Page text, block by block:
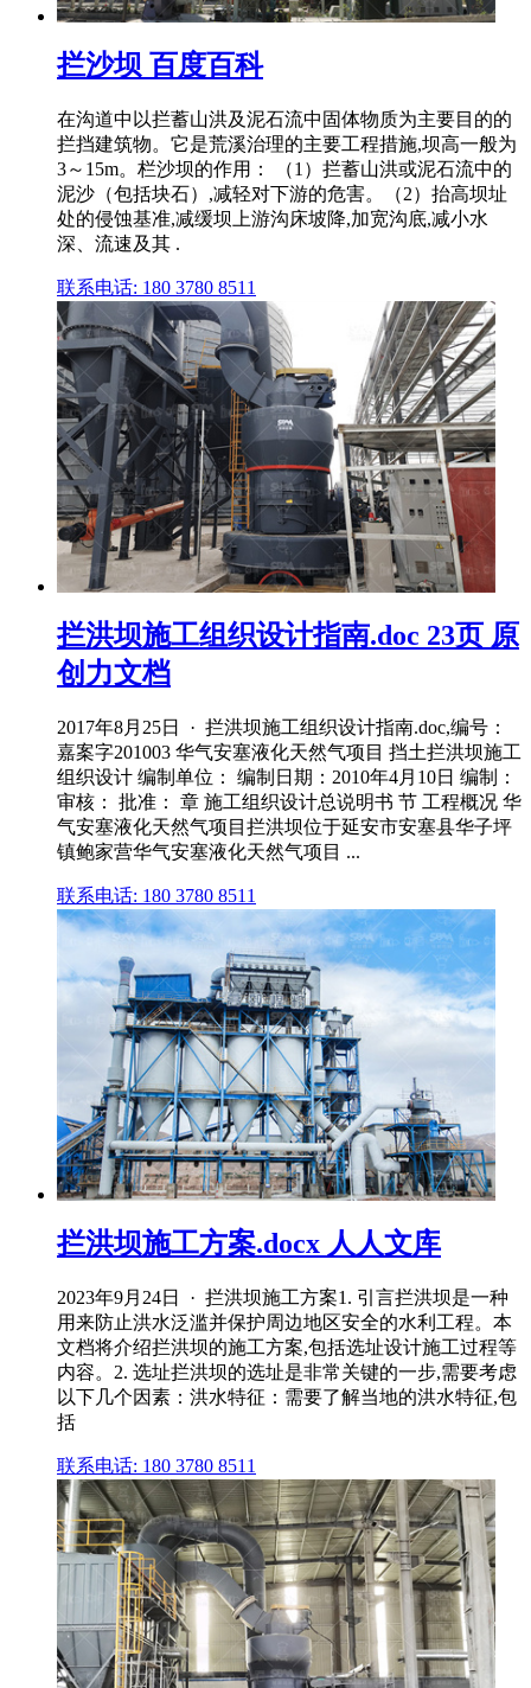
拦沙坝 百度百科
在沟道中以拦蓄山洪及泥石流中固体物质为主要目的的
拦挡建筑物。它是荒溪治理的主要工程措施,坝高一般为
3～15m。栏沙坝的作用： （1）拦蓄山洪或泥石流中的
泥沙（包括块石）,减轻对下游的危害。（2）抬高坝址
处的侵蚀基准,减缓坝上游沟床坡降,加宽沟底,减小水
深、流速及其 .
联系电话: 180 3780 8511
拦洪坝施工组织设计指南.doc 23页 原
创力文档
2017年8月25日 · 拦洪坝施工组织设计指南.doc,编号：
嘉案字201003 华气安塞液化天然气项目 挡土拦洪坝施工
组织设计 编制单位： 编制日期：2010年4月10日 编制：
审核： 批准： 章 施工组织设计总说明书 节 工程概况 华
气安塞液化天然气项目拦洪坝位于延安市安塞县华子坪
镇鲍家营华气安塞液化天然气项目 ...
联系电话: 180 3780 8511
拦洪坝施工方案.docx 人人文库
2023年9月24日 · 拦洪坝施工方案1. 引言拦洪坝是一种
用来防止洪水泛滥并保护周边地区安全的水利工程。本
文档将介绍拦洪坝的施工方案,包括选址设计施工过程等
内容。2. 选址拦洪坝的选址是非常关键的一步,需要考虑
以下几个因素：洪水特征：需要了解当地的洪水特征,包
括
联系电话: 180 3780 8511